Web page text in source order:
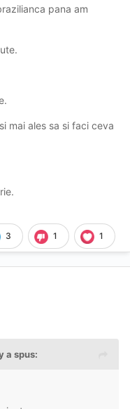
pana am
mai ales sa si faci ceva
3 1 1
a spus: